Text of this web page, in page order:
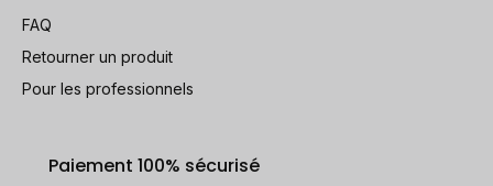
FAQ
Retourner un produit
Pour les professionnels
Paiement 100% sécurisé